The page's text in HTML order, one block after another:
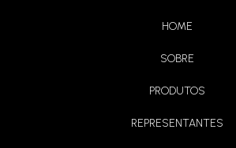
Sofá Living Honduras
HOME
SOBRE
PRODUTOS
REPRESENTANTES